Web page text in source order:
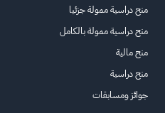
منح دراسية ممولة جزئيا
منح دراسية ممولة بالكامل
منح مالية
منح دراسية
جوائز ومسابقات